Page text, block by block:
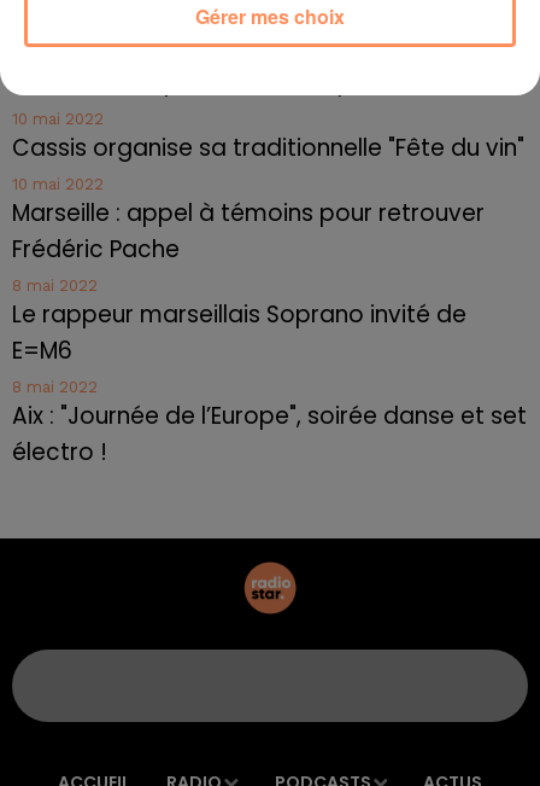
jusqu'au bout de la nuit !
Toulon : des quais électrifiés pour 2023 !
10 mai 2022
Cassis organise sa traditionnelle "Fête du vin"
10 mai 2022
Marseille : appel à témoins pour retrouver
Frédéric Pache
8 mai 2022
Le rappeur marseillais Soprano invité de
E=M6
8 mai 2022
Aix : "Journée de l’Europe", soirée danse et set
électro !
Gérer mes choix